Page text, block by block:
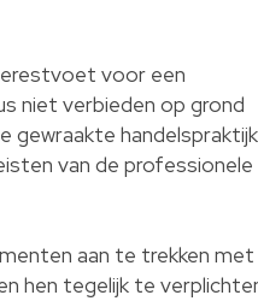
voor een
niet verbieden op grond
gewraakte handelspraktijk
van de professionele
aan te trekken met
hen tegelijk te